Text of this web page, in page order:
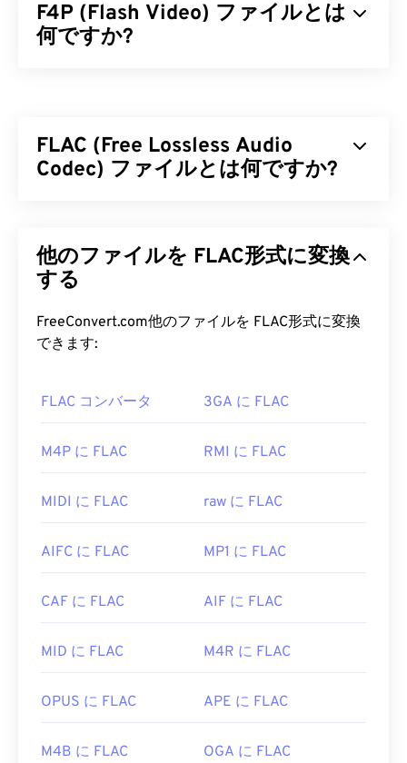
F4P (Flash Video) ファイルとは
何ですか?
リーミングオーディオとビデオとして配信すること
を可能にします。F4PはF4Vと1つの違いを除けば同
F4P ファイルを開くにはどうすれ
ばいいですか?
ほとんどのプラットフォームでは、F4Pファイルは
デフォルトで
Mac OS XおよびLinux/Unixで確実に再生するに
てください。
ンをサポートしていないことに注意してください。
きる無料の選択肢です。F4Pの「P」は
初回リリース:
https://en.wikipedia.org/wiki/Flash_Video
https://www.iso.org/standard/68960.html
FLAC (Free Lossless Audio
Codec) ファイルとは何ですか?
「ロスレス」という言葉が示すように、音質や元の
データを損なうことなく、ファイルサイズを縮小し
70% に圧縮するアルゴリズムを使用することで、
これを実現します。
ればいいですか?
FLACファイルを開くためのデフォルトのプログラ
その他の特徴としては、特許が取得されていないこ
と、音楽の再生が可能であること、
（TAPI） と互換性があること、デジタル著作権管
す。
コード用のFFmpeg Flake、FLACCL
という言葉が示すように、FLAC はオープンソース
開発者: Xiph.Org Foundation
他のファイルを FLAC形式に変換
する
FreeConvert.com他のファイルを FLAC形式に変換
できます:
FLAC コンバータ 3GA に FLAC
M4P に FLAC RMI に FLAC
MIDI に FLAC raw に FLAC
AIFC に FLAC MP1 に FLAC
CAF に FLAC AIF に FLAC
MID に FLAC M4R に FLAC
OPUS に FLAC APE に FLAC
M4B に FLAC OGA に FLAC